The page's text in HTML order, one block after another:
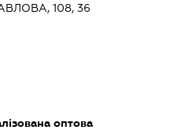
108, 36
оптова